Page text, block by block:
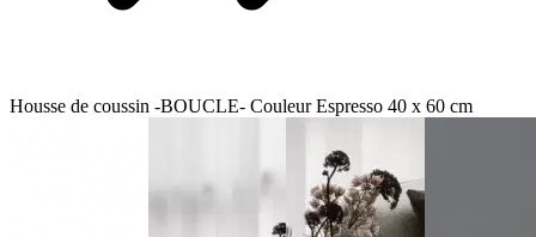
Housse de coussin -BOUCLE- Couleur Espresso 40 x 60 cm